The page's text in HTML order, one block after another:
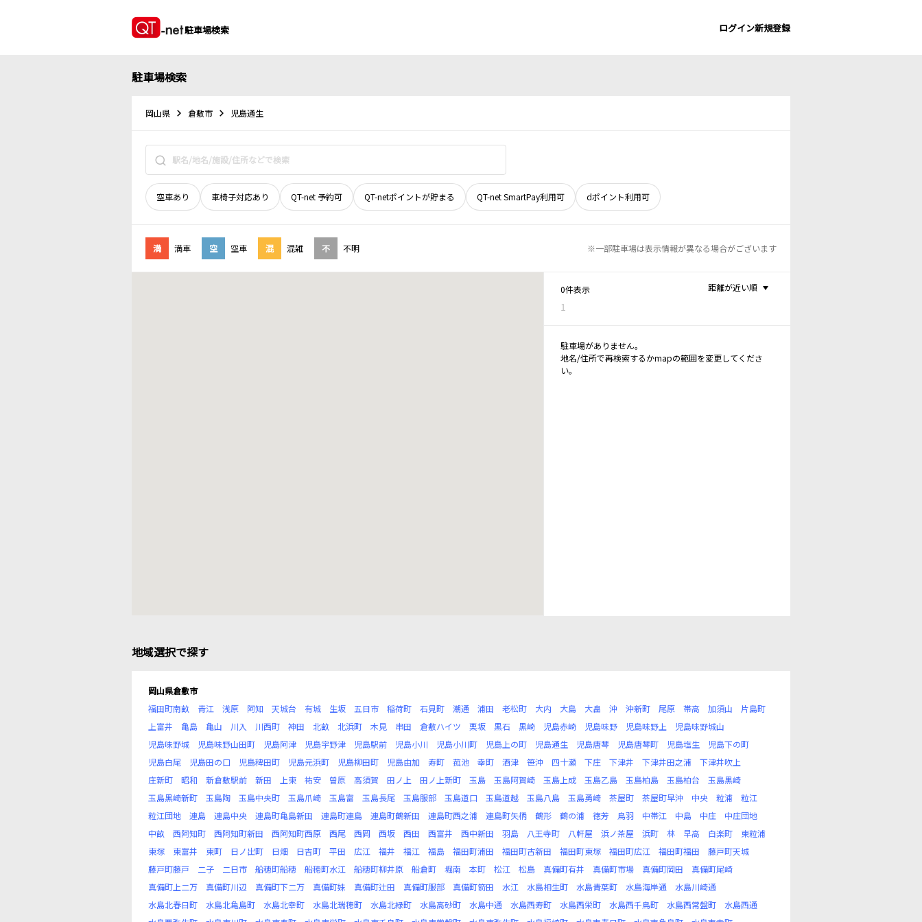
駐車場検索 ログイン新規登録
駐車場検索
岡山県 倉敷市 児島通生
空車あり 車椅子対応あり QT-net 予約可 QT-netポイントが貯まる QT-net SmartPay利用可 dポイント利用可
満 満車 空 空車 混 混雑 不 不明 ※一部駐車場は表示情報が異なる場合がございます
0件表示
1
距離が近い順
駐車場がありません。
地名/住所で再検索するかmapの範囲を変更してくださ
い。
地域選択で探す
岡山県倉敷市
福田町南畝
青江 浅原 阿知 天城台 有城 生坂 五日市 稲荷町 石見町 潮通 浦田 老松町 大内 大島 大畠 沖 沖新町 尾原 帯高 加須山
片島町
上富井
亀島 亀山 川入 川西町 神田 北畝 北浜町 木見 串田 倉敷ハイツ 栗坂 黒石 黒崎 児島赤崎 児島味野 児島味野上
児島味野城山
児島味野城
児島味野山田町 児島阿津 児島宇野津 児島駅前 児島小川 児島小川町 児島上の町 児島通生 児島唐琴 児島唐琴町 児島塩生
児島下の町
児島白尾
児島田の口 児島稗田町 児島元浜町 児島柳田町 児島由加 寿町 菰池 幸町 酒津 笹沖 四十瀬 下庄 下津井 下津井田之浦
下津井吹上
庄新町
昭和 新倉敷駅前 新田 上東 祐安 曽原 高須賀 田ノ上 田ノ上新町 玉島 玉島阿賀崎 玉島上成 玉島乙島 玉島柏島 玉島柏台
玉島黒崎
玉島黒崎新町
玉島陶 玉島中央町 玉島爪崎 玉島富 玉島長尾 玉島服部 玉島道口 玉島道越 玉島八島 玉島勇崎 茶屋町 茶屋町早沖 中央 粒浦
粒江
粒江団地
連島 連島中央 連島町亀島新田 連島町連島 連島町鶴新田 連島町西之浦 連島町矢柄 鶴形 鶴の浦 徳芳 鳥羽 中帯江 中島 中庄
中庄団地
中畝
西阿知町 西阿知町新田 西阿知町西原 西尾 西岡 西坂 西田 西富井 西中新田 羽島 八王寺町 八軒屋 浜ノ茶屋 浜町 林 早高 白楽町
東粒浦
東塚
東富井 東町 日ノ出町 日畑 日吉町 平田 広江 福井 福江 福島 福田町浦田 福田町古新田 福田町東塚 福田町広江 福田町福田
藤戸町天城
藤戸町藤戸
二子 二日市 船穂町船穂 船穂町水江 船穂町柳井原 船倉町 堀南 本町 松江 松島 真備町有井 真備町市場 真備町岡田
真備町尾崎
真備町上二万
真備町川辺 真備町下二万 真備町妹 真備町辻田 真備町服部 真備町箭田 水江 水島相生町 水島青葉町 水島海岸通
水島川崎通
水島北春日町
水島北亀島町 水島北幸町 水島北瑞穂町 水島北緑町 水島高砂町 水島中通 水島西寿町 水島西栄町 水島西千鳥町 水島西常盤町
水島西通